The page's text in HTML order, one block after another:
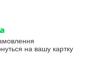
на вашу картку